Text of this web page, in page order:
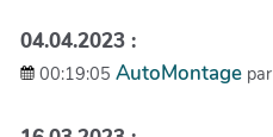
04.04.2023 :
00:19:05 AutoMontage par